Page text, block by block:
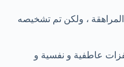
، ولكن تم تشخيصه
عاطفية و نفسية و